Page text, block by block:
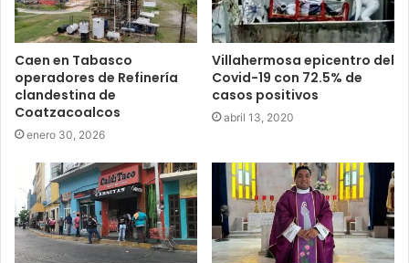
Caen en Tabasco
operadores de Refinería
clandestina de
Coatzacoalcos
enero 30, 2026
Villahermosa epicentro del
Covid-19 con 72.5% de
casos positivos
abril 13, 2020